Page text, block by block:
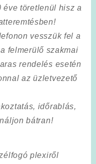
éve töretlenül hisz a
vesszük fel a
felmerülő szakmai
rendelés esetén
az üzletvezető
időrablás,
bátran!
plexiről